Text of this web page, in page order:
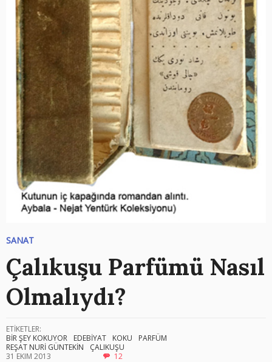
SANAT
Çalıkuşu Parfümü Nasıl
Olmalıydı?
ETİKETLER:
BİR ŞEY KOKUYOR
EDEBİYAT KOKU
PARFÜM
REŞAT NURİ GÜNTEKİN
ÇALIKUŞU
31 EKIM 2013
12